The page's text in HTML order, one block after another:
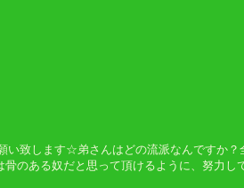
い致します☆弟さんはどの流派なんですか？
のある奴だと思って頂けるように、努力し